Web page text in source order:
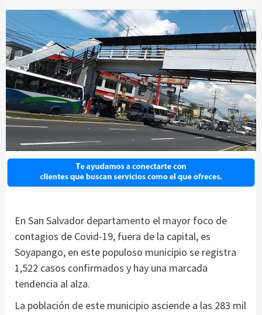
En San Salvador departamento el mayor foco de
contagios de Covid-19, fuera de la capital, es
Soyapango, en este populoso municipio se registra
1,522 casos confirmados y hay una marcada
tendencia al alza.
La población de este municipio asciende a las 283 mil